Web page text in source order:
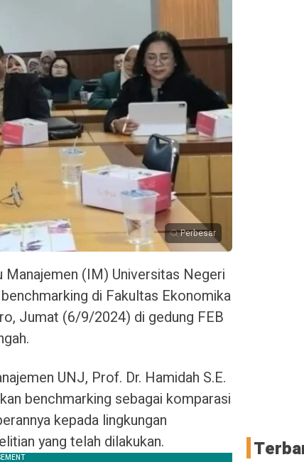
Perbesar
(IM) Universitas Negeri
di Fakultas Ekonomika
Jumat (6/9/2024) di gedung FEB
UNJ, Prof. Dr. Hamidah S.E.
benchmarking sebagai komparasi
kepada lingkungan
yang telah dilakukan.